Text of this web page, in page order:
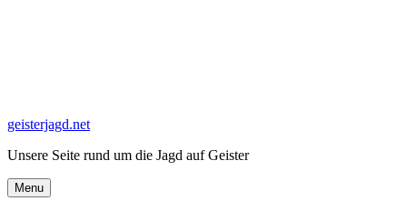
geisterjagd.net
Unsere Seite rund um die Jagd auf Geister
Menu